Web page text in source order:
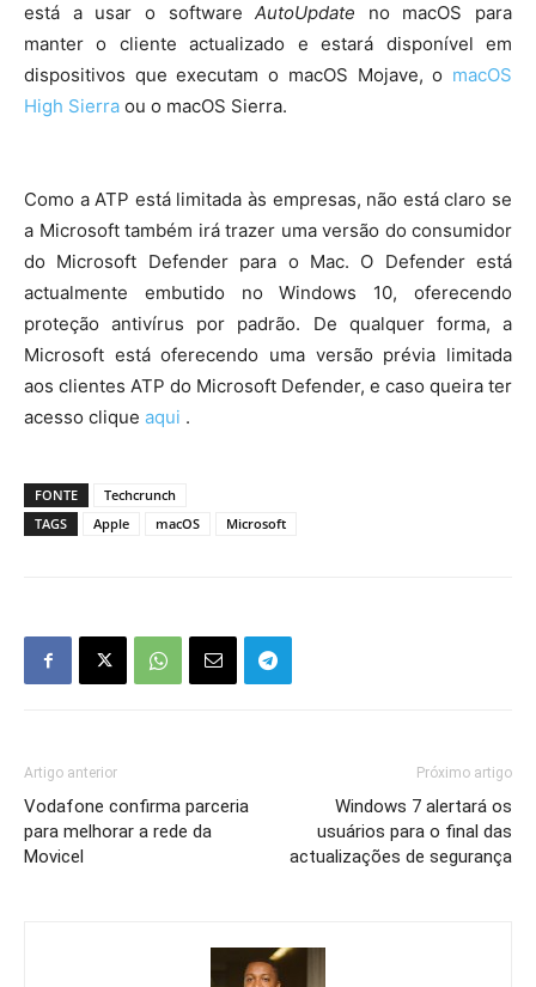
está a usar o softwareAutoUpdate no macOS para
manter o cliente actualizado e estará disponível em
dispositivos que executam o macOS Mojave, o macOS
High Sierra ou o macOS Sierra.
Como a ATP está limitada às empresas, não está claro se
a Microsoft também irá trazer uma versão do consumidor
do Microsoft Defender para o Mac. O Defender está
actualmente embutido no Windows 10, oferecendo
proteção antivírus por padrão. De qualquer forma, a
Microsoft está oferecendo uma versão prévia limitada
aos clientes ATP do Microsoft Defender, e caso queira ter
acesso clique aqui .
FONTE
Techcrunch
TAGS
Apple macOS Microsoft
Artigo anterior
Vodafone confirma parceria
para melhorar a rede da
Movicel
Próximo artigo
Windows 7 alertará os
usuários para o final das
actualizações de segurança